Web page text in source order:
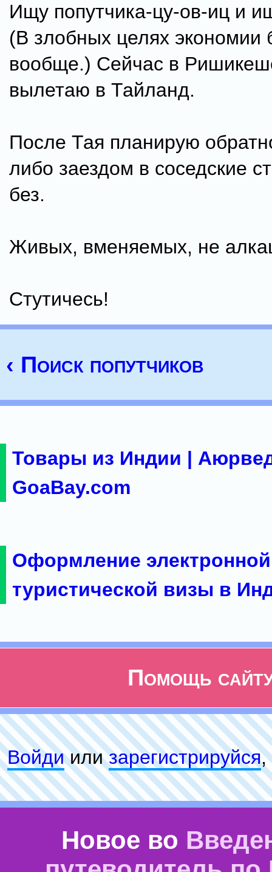
Ищу попутчика-цу-ов-иц и
(В злобных целях экономии
вообще.) Сейчас в
вылетаю в Тайланд.
После Тая планирую
либо заездом в соседские
без.
Живых, вменяемых, не
Стутичесь!
‹ Поиск попутчиков
Товары из Индии |
GoaBay.com
Оформление электронной
туристической визы в
Помощь
Войдиилизарeгиcтpируйся,
Новое во